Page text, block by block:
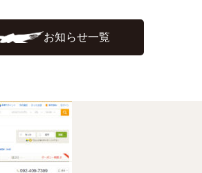
お知らせ一覧